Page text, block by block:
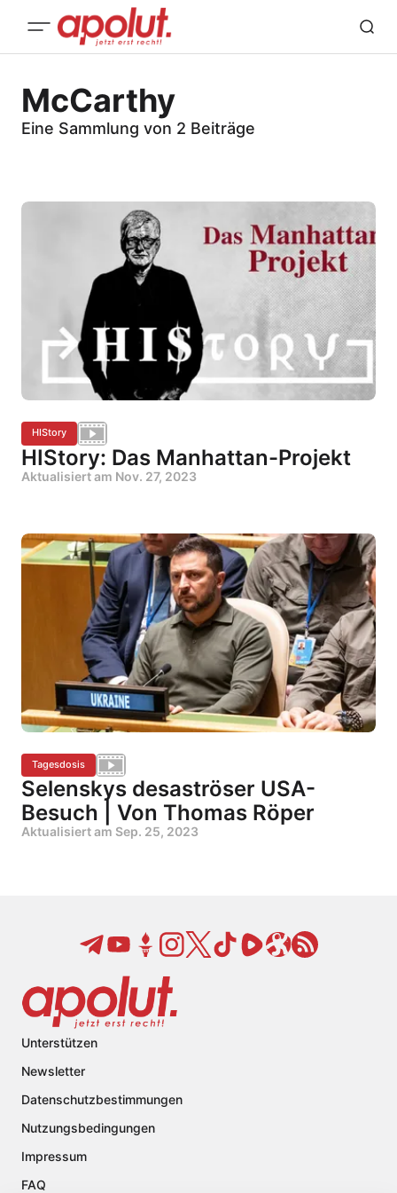
McCarthy
Eine Sammlung von 2 Beiträge
HIStory
HIStory: Das Manhattan-Projekt
Aktualisiert am Nov. 27, 2023
Tagesdosis
Selenskys desaströser USA-
Besuch | Von Thomas Röper
Aktualisiert am Sep. 25, 2023
Unterstützen
Newsletter
Datenschutzbestimmungen
Nutzungsbedingungen
Impressum
FAQ